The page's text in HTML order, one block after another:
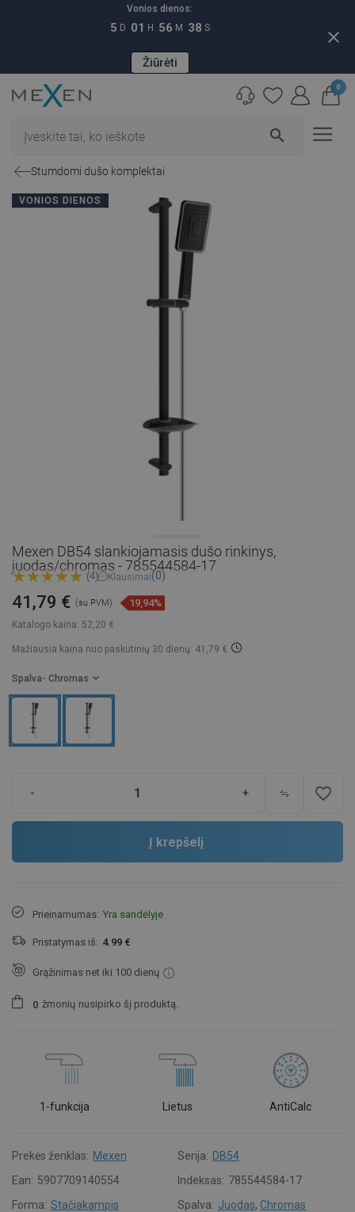
Vonios dienos:
5 D 01 H 56 M 37 S
Žiūrėti
close
search
0
Stumdomi dušo komplektai
VONIOS DIENOS
Mexen DB54 slankiojamasis dušo rinkinys,
juodas/chromas - 785544584-17
(4) Klausimai(0)
Katalogo kaina: 52,20 €
41,79 € (su PVM) 19,94%
Mažiausia kaina nuo paskutinių 30 dienų: 41,79 €
Spalva - Chromas
- + favorite_border
Į krepšelį
Prieinamumas: Yra sandėlyje
Pristatymas iš: 4.99 €
Grąžinimas net iki 100 dienų
0 žmonių nusipirko šį produktą.
1-funkcija Lietus AntiCalc
Prekės ženklas: Mexen Serija: DB54
Ean: 5907709140554 Indeksas: 785544584-17
Forma: Stačiakampis Spalva: Juodas, Chromas